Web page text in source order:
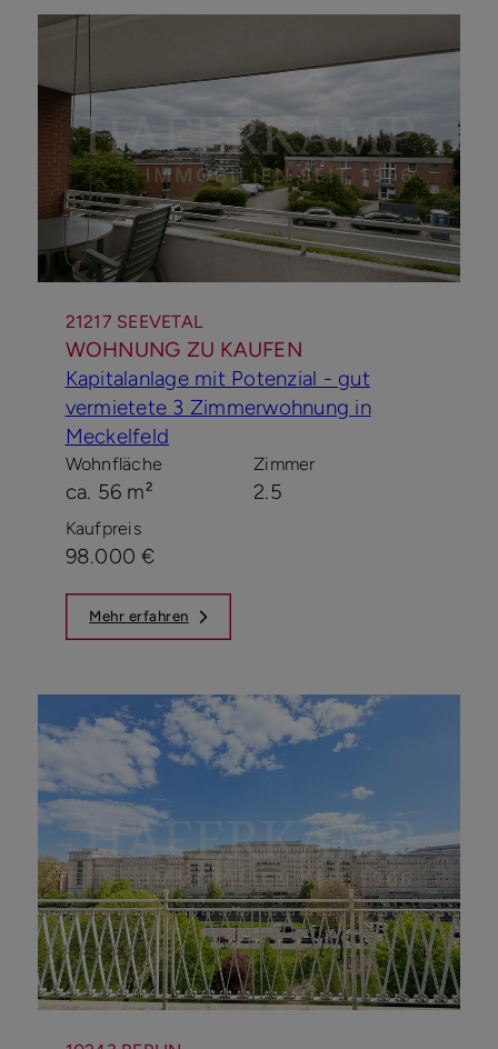
21217 SEEVETAL
WOHNUNG ZU KAUFEN
Kapitalanlage mit Potenzial - gut
vermietete 3 Zimmerwohnung in
Meckelfeld
Wohnfläche
ca. 56 m²
Zimmer
2.5
Kaufpreis
98.000 €
Mehr erfahren